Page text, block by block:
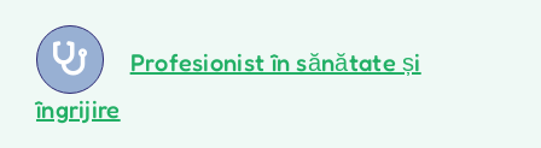
Profesionist în sănătate și
îngrijire